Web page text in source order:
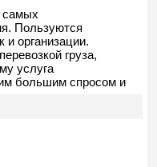
самых
Пользуются
и организации.
груза,
услуга
большим спросом и